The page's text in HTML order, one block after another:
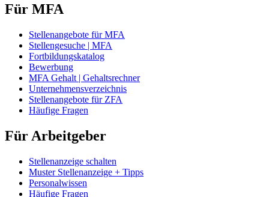
Für MFA
Stellenangebote für MFA
Stellengesuche | MFA
Fortbildungskatalog
Bewerbung
MFA Gehalt | Gehaltsrechner
Unternehmensverzeichnis
Stellenangebote für ZFA
Häufige Fragen
Für Arbeitgeber
Stellenanzeige schalten
Muster Stellenanzeige + Tipps
Personalwissen
Häufige Fragen